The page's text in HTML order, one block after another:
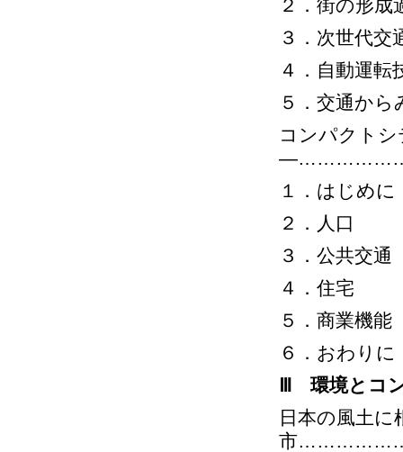
２．街の形成
３．次世代交
４．自動運転
５．交通か
コンパクト
１．はじめに
２．人口
３．公共交通
４．住宅
５．商業機能
６．おわりに
Ⅲ 環境とコ
日本の風土に
市